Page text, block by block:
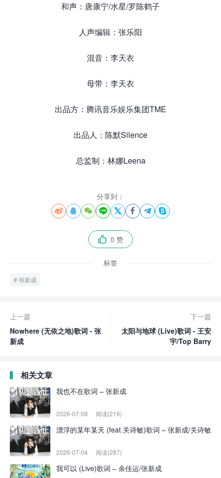
和声：唐康宁/水星/罗陈鹤子
人声编辑：张乐阳
混音：李天衣
母带：李天衣
出品方：腾讯音乐娱乐集团TME
出品人：陈默Silence
总监制：林娜Leena
分享到：
       
 0 赞
标签
张新成
上一篇
Nowhere (无依之地)歌词 - 张
新成
下一篇
太阳与地球 (Live)歌词 - 王安
宇/Top Barry
相关文章
我也不在歌词 – 张新成
2026-07-08 阅读(219)
漂浮的某年某天 (feat.关诗敏)歌词 – 张新成/关诗敏
2026-07-04 阅读(287)
我可以 (Live)歌词 – 余佳运/张新成